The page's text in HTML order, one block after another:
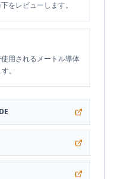
をレビューします。
用されるメートル導体
。